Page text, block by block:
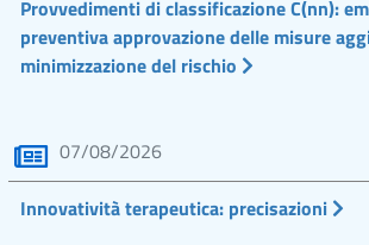
Provvedimenti di classificazione C(nn):
preventiva approvazione delle misure
minimizzazione del rischio
07/08/2026
Innovatività terapeutica: precisazioni